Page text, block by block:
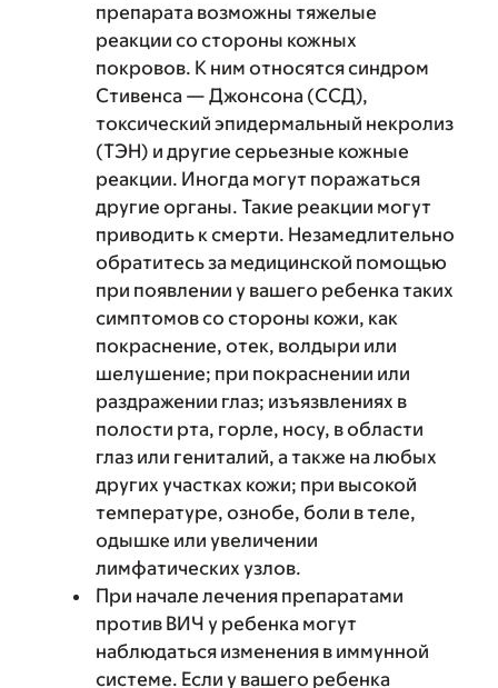
препарата возможны тяжелые
реакции со стороны кожных
покровов. К ним относятся синдром
Стивенса — Джонсона (ССД),
токсический эпидермальный некролиз
(ТЭН) и другие серьезные кожные
реакции. Иногда могут поражаться
другие органы. Такие реакции могут
приводить к смерти. Незамедлительно
обратитесь за медицинской помощью
при появлении у вашего ребенка таких
симптомов со стороны кожи, как
покраснение, отек, волдыри или
шелушение; при покраснении или
раздражении глаз; изъязвлениях в
полости рта, горле, носу, в области
глаз или гениталий, а также на любых
других участках кожи; при высокой
температуре, ознобе, боли в теле,
одышке или увеличении
лимфатических узлов.
При начале лечения препаратами
против ВИЧ у ребенка могут
наблюдаться изменения в иммунной
системе. Если у вашего ребенка